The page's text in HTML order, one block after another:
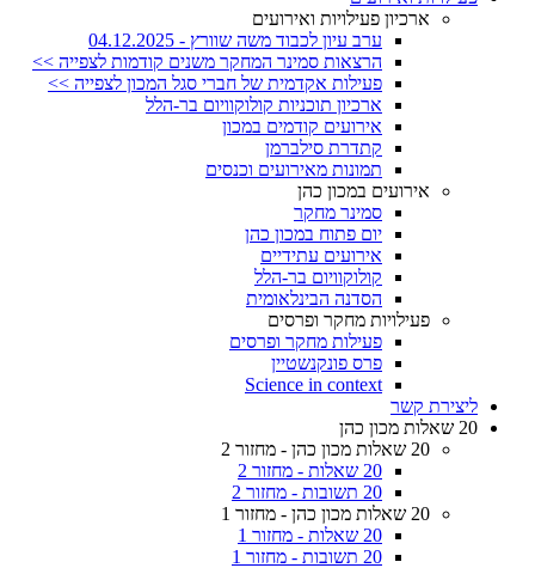
ארכיון פעילויות ואירועים
ערב עיון לכבוד משה שוורץ - 04.12.2025
הרצאות סמינר המחקר משנים קודמות לצפייה >>
פעילות אקדמית של חברי סגל המכון לצפייה >>
ארכיון תוכניות קולוקוויום בר-הלל
אירועים קודמים במכון
קתדרת סילברמן
תמונות מאירועים וכנסים
אירועים במכון כהן
סמינר מחקר
יום פתוח במכון כהן
אירועים עתידיים
קולוקוויום בר-הלל
הסדנה הבינלאומית
פעילויות מחקר ופרסים
פעילות מחקר ופרסים
פרס פונקנשטיין
Science in context
ליצירת קשר
20 שאלות מכון כהן
20 שאלות מכון כהן - מחזור 2
20 שאלות - מחזור 2
20 תשובות - מחזור 2
20 שאלות מכון כהן - מחזור 1
20 שאלות - מחזור 1
20 תשובות - מחזור 1